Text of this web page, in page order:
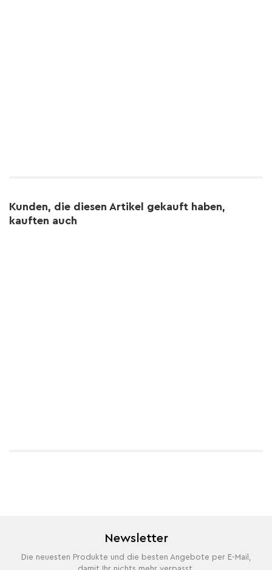
Kunden, die diesen Artikel gekauft haben,
kauften auch
Newsletter
Die neuesten Produkte und die besten Angebote per E-Mail,